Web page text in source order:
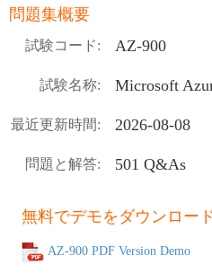
問題集概要
試験コード: AZ-900
試験名称: Microsoft
最近更新時間: 2026-08-08
問題と解答: 501 Q&As
無料でデモをダウンロー
AZ-900 PDF Version Demo